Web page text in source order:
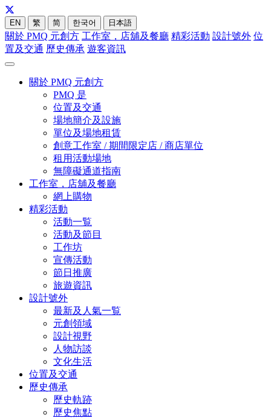
EN 繁 简 한국어 日本語
關於 PMQ 元創方 工作室，店舖及餐廳 精彩活動 設計號外 位
置及交通 歷史傳承 遊客資訊
關於 PMQ 元創方
PMQ 是
位置及交通
場地簡介及設施
單位及場地租賃
創意工作室 / 期間限定店 / 商店單位
租用活動場地
無障礙通道指南
工作室，店舖及餐廳
網上購物
精彩活動
活動一覧
活動及節目
工作坊
宣傳活動
節日推廣
旅遊資訊
設計號外
最新及人氣一覧
元創領域
設計視野
人物訪談
文化生活
位置及交通
歷史傳承
歷史軌跡
歷史焦點